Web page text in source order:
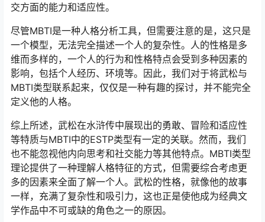
交方面的能力和适应性。
尽管MBTI是一种人格分析工具，但需要注意的是，这只是
一个模型，无法完全描述一个人的复杂性。人的性格是多
维而多样的，一个人的行为和性格特点会受到多种因素的
影响，包括个人经历、环境等。因此，我们对于将武松与
MBTI类型联系起来，仅仅是一种有趣的探讨，并不能完全
定义他的人格。
综上所述，武松在水浒传中展现出的勇敢、冒险和适应性
等特质与MBTI中的ESTP类型有一定的关联。然而，我们
也不能忽视他内向思考和社交能力等其他特点。MBTI类型
理论提供了一种理解人格特征的方式，但需要综合考虑更
多的因素来全面了解一个人。武松的性格，就像他的故事
一样，充满了复杂性和吸引力，这也正是使他成为经典文
学作品中不可或缺的角色之一的原因。